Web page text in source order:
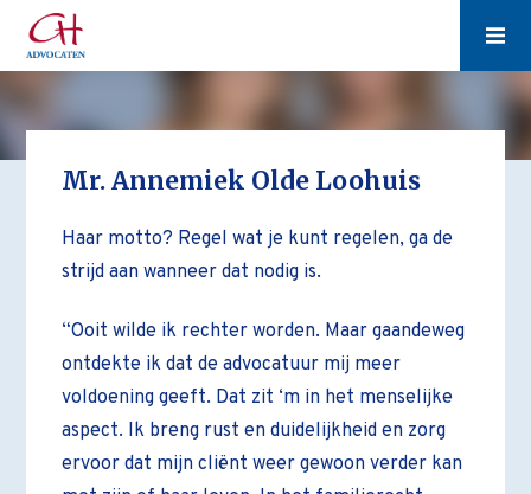
Mr. Annemiek Olde Loohuis
Haar motto? Regel wat je kunt regelen, ga de
strijd aan wanneer dat nodig is.
“Ooit wilde ik rechter worden. Maar gaandeweg
ontdekte ik dat de advocatuur mij meer
voldoening geeft. Dat zit ‘m in het menselijke
aspect. Ik breng rust en duidelijkheid en zorg
ervoor dat mijn cliënt weer gewoon verder kan